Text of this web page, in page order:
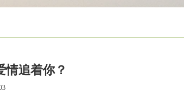
情追着你？